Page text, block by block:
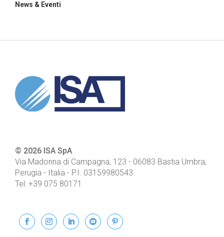
News & Eventi
© 2026 ISA SpA
Via Madonna di Campagna, 123 - 06083 Bastia Umbra,
Perugia - Italia - P.I. 03159980543
Tel: +39 075 80171